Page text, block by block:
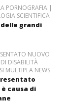
PORNOGRAFIA |
SCIENTIFICA
delle grandi
NUOVO
DISABILITÀ
MULTIPLA NEWS
causa di